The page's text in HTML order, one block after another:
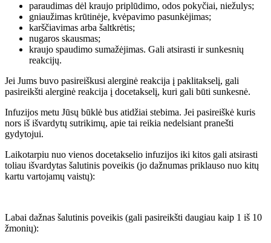
paraudimas dėl kraujo priplūdimo, odos pokyčiai, niežulys;
gniaužimas krūtinėje, kvėpavimo pasunkėjimas;
karščiavimas arba šaltkrėtis;
nugaros skausmas;
kraujo spaudimo sumažėjimas. Gali atsirasti ir sunkesnių
reakcijų.
Jei Jums buvo pasireiškusi alerginė reakcija į paklitakselį, gali
pasireikšti alerginė reakcija į docetakselį, kuri gali būti sunkesnė.
Infuzijos metu Jūsų būklė bus atidžiai stebima. Jei pasireiškė kuris
nors iš išvardytų sutrikimų, apie tai reikia nedelsiant pranešti
gydytojui.
Laikotarpiu nuo vienos docetakselio infuzijos iki kitos gali atsirasti
toliau išvardytas šalutinis poveikis (jo dažnumas priklauso nuo kitų
kartu vartojamų vaistų):
Labai dažnas šalutinis poveikis (gali pasireikšti daugiau kaip 1 iš 10
žmonių):